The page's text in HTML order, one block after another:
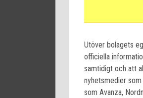
Utöver bolagets
officiella
samtidigt och att
nyhetsmedier
som Avanza,